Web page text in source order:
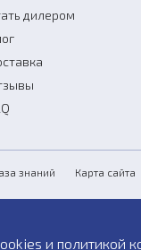
дилером
знаний Карта сайта
и политикой